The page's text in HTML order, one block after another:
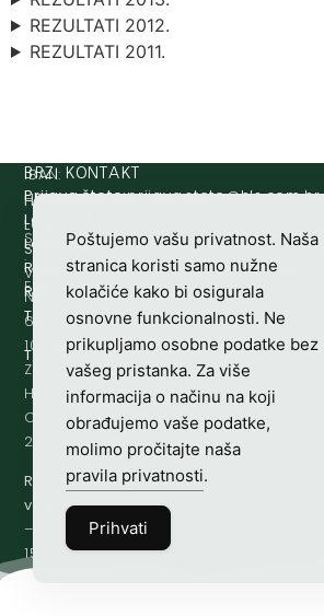
REZULTATI 2012.
REZULTATI 2011.
HRVATSKI
LOVAČKI
SAVEZ
Vladimira
Nazora
63
10000
Zagreb,
Hrvatska
OIB-
28817560444
Radno
vrijeme:7:00
–
15:00
IBAN:
HR8124020061100501497
SWIFT/BIC
:
ESBCHR22
BRZI KONTAKT
Prijava štete: rh.moc.slh
@etets.avajirp
Lovne iskaznice:
Lovno osposobljavanje:
rh.ude-
@ofni
Redakcija/ digitalni mediji:@aidem
Računovodstvo: @ovtsdovonucar
Tajništvo:
rh.sl
@slh
Telefon: +385 (0)1 48 34 560
Poštujemo vašu privatnost. Naša
stranica koristi samo nužne
kolačiće kako bi osigurala
osnovne funkcionalnosti. Ne
prikupljamo osobne podatke bez
vašeg pristanka. Za više
informacija o načinu na koji
obrađujemo vaše podatke,
molimo pročitajte naša
pravila privatnosti.
Prihvati